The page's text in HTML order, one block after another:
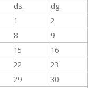
ds. dg.
1
2
8
9
15
16
22
23
29
30